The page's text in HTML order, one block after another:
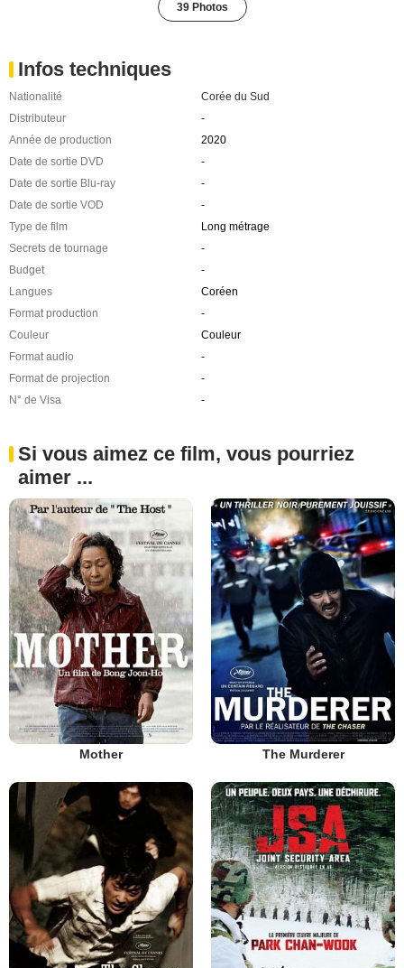
39 Photos
Infos techniques
Nationalité
Corée du Sud
Distributeur
-
Année de production
2020
Date de sortie DVD
-
Date de sortie Blu-ray
-
Date de sortie VOD
-
Type de film
Long métrage
Secrets de tournage
-
Budget
-
Langues
Coréen
Format production
-
Couleur
Couleur
Format audio
-
Format de projection
-
N° de Visa
-
Si vous aimez ce film, vous pourriez
aimer ...
Mother The Murderer